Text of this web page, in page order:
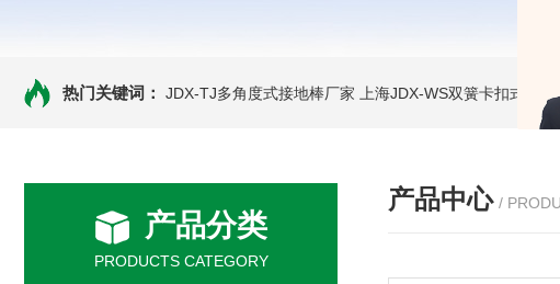
热门关键词： JDX-TJ多角度式接地棒厂家 上海JDX-WS双簧卡扣式接地
产品分类
PRODUCTS CATEGORY
产品中心 /